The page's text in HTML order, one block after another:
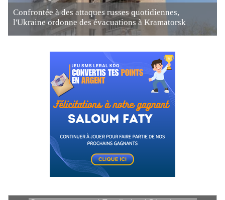
Confrontée à des attaques russes quotidiennes,
l'Ukraine ordonne des évacuations à Kramatorsk